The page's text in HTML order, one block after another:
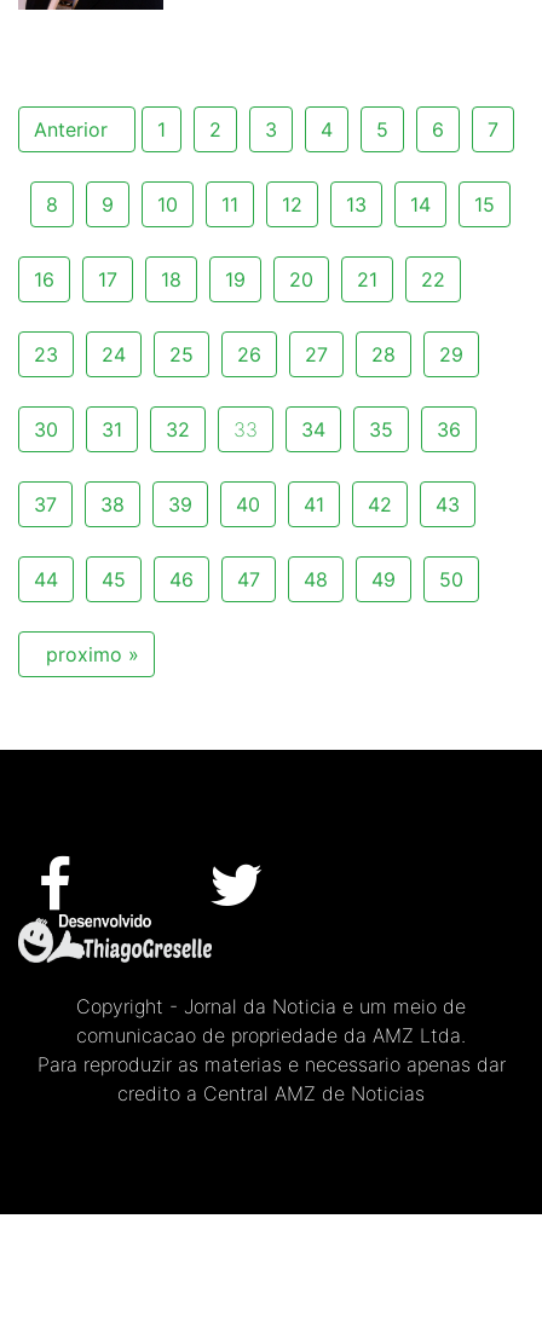
Anterior 1 2 3 4 5 6 7
8 9 10 11 12 13 14 15
16 17 18 19 20 21 22
23 24 25 26 27 28 29
30 31 32 33 34 35 36
37 38 39 40 41 42 43
44 45 46 47 48 49 50
proximo »
Copyright - Jornal da Noticia e um meio de
comunicacao de propriedade da AMZ Ltda.
Para reproduzir as materias e necessario apenas dar
credito a Central AMZ de Noticias